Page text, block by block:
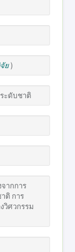
ย)
ะดับชาติ
ากการ
ติ การ
วิศวกรรม